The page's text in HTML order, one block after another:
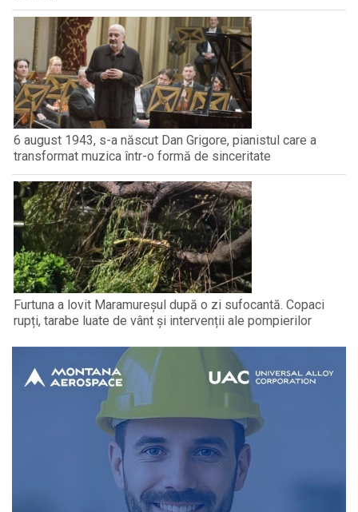
6 august 1943, s-a născut Dan Grigore, pianistul care a
transformat muzica într-o formă de sinceritate
Furtuna a lovit Maramureșul după o zi sufocantă. Copaci
rupți, tarabe luate de vânt și intervenții ale pompierilor